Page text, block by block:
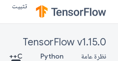
تثبيت
TensorFlow v1.15.0
نظرة عامة Python
C++